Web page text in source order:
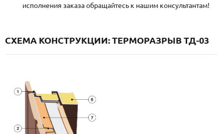
исполнения заказа обращайтесь к нашим консультантам!
СХЕМА КОНСТРУКЦИИ: ТЕРМОРАЗРЫВ ТД-03